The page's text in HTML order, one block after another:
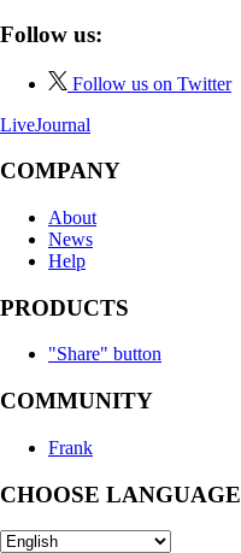
Follow us:
Follow us on Twitter
LiveJournal
COMPANY
About
News
Help
PRODUCTS
"Share" button
COMMUNITY
Frank
CHOOSE LANGUAGE